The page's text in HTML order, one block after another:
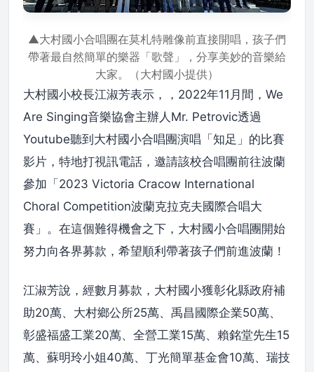
▲大村國小合唱團在莫札特雕像前直接開唱，孩子們
帶著最自然簡單的樂器「歌聲」，分享美妙的音樂給
大家。（大村國小提供）
大村國小校長江淑芳表示，，2022年11月間，We
Are Singing音樂協會主辦人Mr. Petrovic透過
Youtube聽到大村國小合唱團演唱「知足」的比賽
影片，特地打視訊電話，邀請該校合唱團前往波蘭
參加「2023 Victoria Cracow International
Choral Competition波蘭克拉克夫國際合唱大
賽」。在這個難得機會之下，大村國小合唱團開始
努力向各界募款，希望順利帶著孩子們前進波蘭！
江淑芳說，經數月募款，大村國小獲彰化縣政府補
助20萬、大村鄉公所25萬、禹昌國際企業50萬、
彰盛福盛工業20萬、全營工業15萬、賴銘堂先生15
萬、蘇明玲小姐40萬、丁光簡單基金會10萬、瑞技